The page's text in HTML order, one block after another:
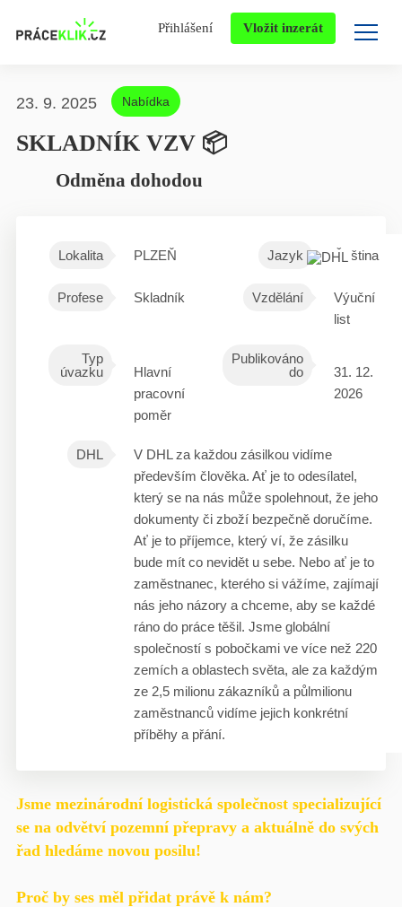
Přihlášení Vložit inzerát
23. 9. 2025 Nabídka
SKLADNÍK VZV 📦
Odměna dohodou
Lokalita PLZEŇ Jazyk Čeština
Profese Skladník Vzdělání
Výuční
list
Typ
úvazku
Hlavní
pracovní
poměr
Publikováno
do
31. 12.
2026
DHL
V DHL za každou zásilkou vidíme
především člověka. Ať je to odesílatel,
který se na nás může spolehnout, že jeho
dokumenty či zboží bezpečně doručíme.
Ať je to příjemce, který ví, že zásilku
bude mít co nevidět u sebe. Nebo ať je to
zaměstnanec, kterého si vážíme, zajímají
nás jeho názory a chceme, aby se každé
ráno do práce těšil. Jsme globální
společností s pobočkami ve více než 220
zemích a oblastech světa, ale za každým
ze 2,5 milionu zákazníků a půlmilionu
zaměstnanců vidíme jejich konkrétní
příběhy a přání.
Jsme mezinárodní logistická společnost specializující
se na odvětví pozemní přepravy a aktuálně do svých
řad hledáme novou posilu!
Proč by ses měl přidat právě k nám?